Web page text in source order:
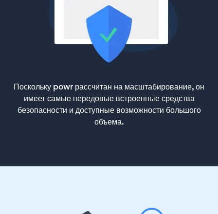
Поскольку powr рассчитан на масштабирование, он
имеет самые передовые встроенные средства
безопасности и доступные возможности большого
объема.